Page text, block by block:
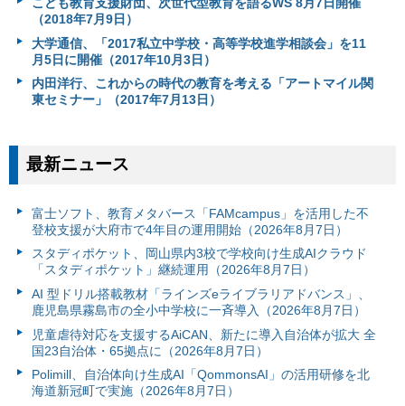
（2018年7月9日）
大学通信、「2017私立中学校・高等学校進学相談会」を11
月5日に開催（2017年10月3日）
内田洋行、これからの時代の教育を考える「アートマイル関
東セミナー」（2017年7月13日）
最新ニュース
富⼠ソフト、教育メタバース「FAMcampus」を活用した不
登校支援が大府市で4年目の運用開始（2026年8月7日）
スタディポケット、岡山県内3校で学校向け生成AIクラウド
「スタディポケット」継続運用（2026年8月7日）
AI 型ドリル搭載教材「ラインズeライブラリアドバンス」、
鹿児島県霧島市の全小中学校に一斉導入（2026年8月7日）
児童虐待対応を支援するAiCAN、新たに導入自治体が拡大 全
国23自治体・65拠点に（2026年8月7日）
Polimill、自治体向け生成AI「QommonsAI」の活用研修を北
海道新冠町で実施（2026年8月7日）